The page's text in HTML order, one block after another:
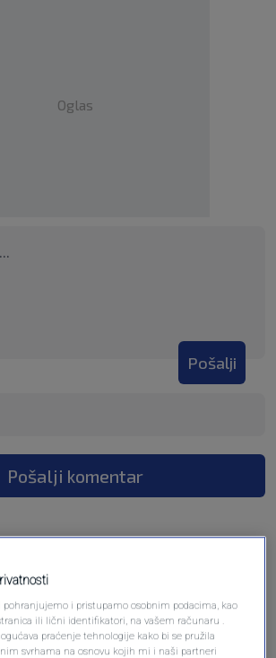
Oglas
Pošalji
Pošalji komentar
pohranjujemo i pristupamo osobnim podacima, kao
ili lični identifikatori, na vašem računaru .
praćenje tehnologije kako bi se pružila
svrhama na osnovu kojih mi i naši partneri